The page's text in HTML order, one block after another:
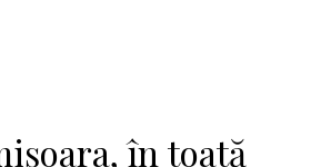
în toată